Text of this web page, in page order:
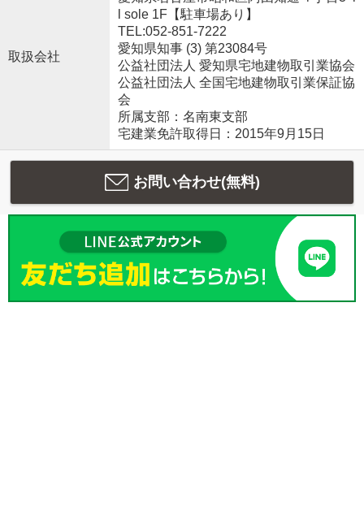
取扱会社
l sole 1F【駐車場あり】
TEL:052-851-7222
愛知県知事 (3) 第23084号
公益社団法人 愛知県宅地建物取引業協会
公益社団法人 全国宅地建物取引業保証協
会
所属支部：名南東支部
宅建業免許取得日：2015年9月15日
お問い合わせ(無料)